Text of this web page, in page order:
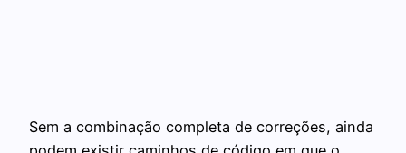
Sem a combinação completa de correções, ainda